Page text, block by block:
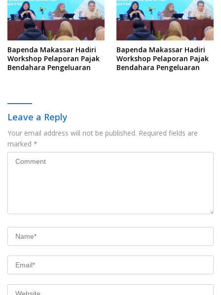
Bapenda Makassar Hadiri
Workshop Pelaporan Pajak
Bendahara Pengeluaran
Bapenda Makassar Hadiri
Workshop Pelaporan Pajak
Bendahara Pengeluaran
Leave a Reply
Your email address will not be published. Required fields are
marked *